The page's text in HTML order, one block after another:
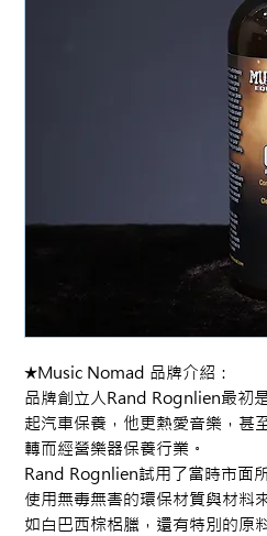
★Music Nomad 品牌介紹：
品牌創立人Rand Rognlien最初
起汽車保養，他更熱愛音樂，甚
轉而經營樂器保養行業。
Rand Rognlien試用了當時市面
使用無毒無害的環保材質與材料
如白巴西棕梠臘，還有特別的原